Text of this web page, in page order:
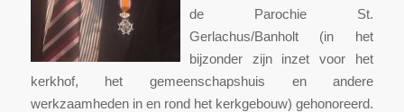
de Parochie St.
Gerlachus/Banholt (in het
bijzonder zijn inzet voor het
kerkhof, het gemeenschapshuis en andere
werkzaamheden in en rond het kerkgebouw) gehonoreerd.